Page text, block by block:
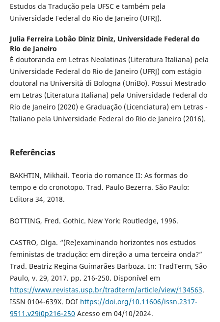
Estudos da Tradução pela UFSC e também pela
Universidade Federal do Rio de Janeiro (UFRJ).
Julia Ferreira Lobão Diniz Diniz, Universidade Federal do
Rio de Janeiro
É doutoranda em Letras Neolatinas (Literatura Italiana) pela
Universidade Federal do Rio de Janeiro (UFRJ) com estágio
doutoral na Università di Bologna (UniBo). Possui Mestrado
em Letras (Literatura Italiana) pela Universidade Federal do
Rio de Janeiro (2020) e Graduação (Licenciatura) em Letras -
Italiano pela Universidade Federal do Rio de Janeiro (2016).
Referências
BAKHTIN, Mikhail. Teoria do romance II: As formas do
tempo e do cronotopo. Trad. Paulo Bezerra. São Paulo:
Editora 34, 2018.
BOTTING, Fred. Gothic. New York: Routledge, 1996.
CASTRO, Olga. “(Re)examinando horizontes nos estudos
feministas de tradução: em direção a uma terceira onda?”
Trad. Beatriz Regina Guimarães Barboza. In: TradTerm, São
Paulo, v. 29, 2017. pp. 216-250. Disponível em
https://www.revistas.usp.br/tradterm/article/view/134563.
ISSN 0104-639X. DOI https://doi.org/10.11606/issn.2317-
9511.v29i0p216-250 Acesso em 04/10/2024.